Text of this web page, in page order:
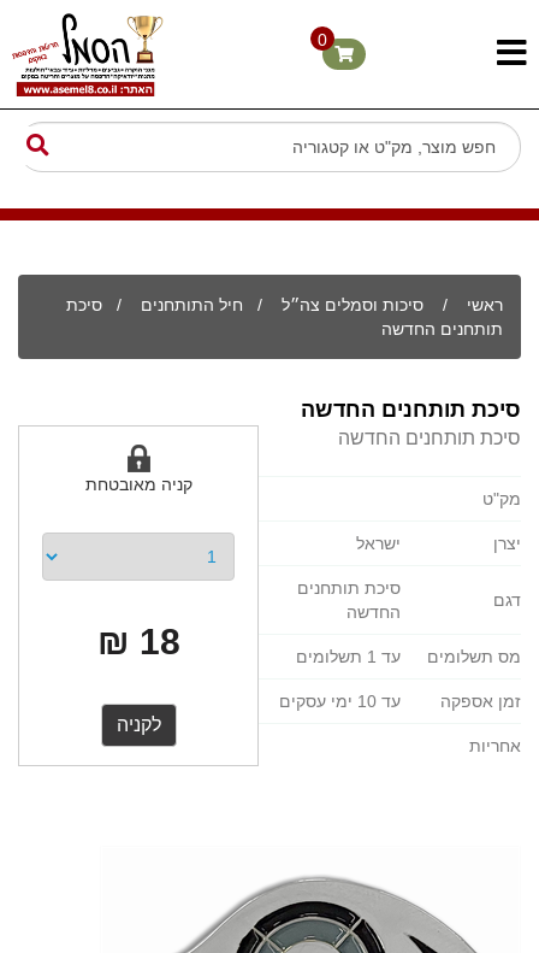
0
ראשי / סיכות וסמלים צה״ל / חיל התותחנים / סיכת
תותחנים החדשה
סיכת תותחנים החדשה
קניה מאובטחת
18 ₪
סיכת תותחנים החדשה
מק"ט
יצרן ישראל
דגם
סיכת תותחנים
החדשה
מס תשלומים עד 1 תשלומים
זמן אספקה עד 10 ימי עסקים
אחריות